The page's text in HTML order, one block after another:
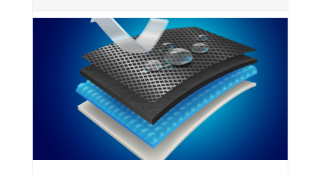
業界的最高標準。駿鎰企業有限公司塗料旗
下的産品金屬漆、電鍍漆、防鏽塗料及水性
透明漆相關配套的名種著色劑、稀釋劑系列
及樹酯等化工產品，尤其在工業金屬漆及電
鍍方面更是市場首屆一指的品牌，產品內銷
廣東省福建省、浙江省、蘇州省、是中國市
場金屬漆，電鍍漆領軍品牌。